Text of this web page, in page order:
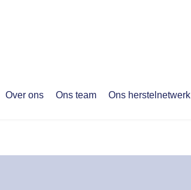
Over ons Ons team Ons herstelnetwerk